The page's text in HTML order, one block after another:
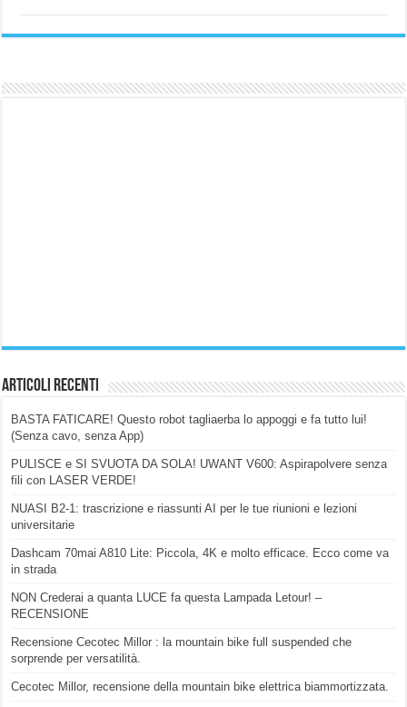
Articoli Recenti
BASTA FATICARE! Questo robot tagliaerba lo appoggi e fa tutto lui!
(Senza cavo, senza App)
PULISCE e SI SVUOTA DA SOLA! UWANT V600: Aspirapolvere senza
fili con LASER VERDE!
NUASI B2-1: trascrizione e riassunti AI per le tue riunioni e lezioni
universitarie
Dashcam 70mai A810 Lite: Piccola, 4K e molto efficace. Ecco come va
in strada
NON Crederai a quanta LUCE fa questa Lampada Letour! –
RECENSIONE
Recensione Cecotec Millor : la mountain bike full suspended che
sorprende per versatilità.
Cecotec Millor, recensione della mountain bike elettrica biammortizzata.